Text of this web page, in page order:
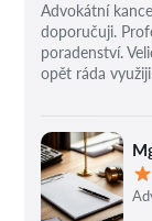
Advokátní
doporučuji.
poradenství.
opět ráda